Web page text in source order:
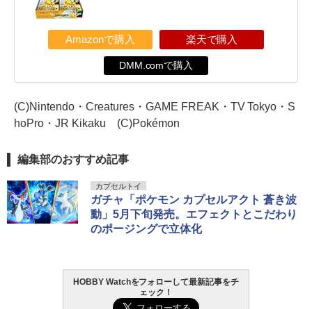
Amazonで購入 楽天で購入
DMM.comで購入
(C)Nintendo・Creatures・GAME FREAK・TV Tokyo・S
hoPro・JR Kikaku (C)Pokémon
編集部のおすすめ記事
カプセルトイ
ガチャ「ポケモン カプセルアクト 蒼き波
動」5月下旬発売。エフェクトとこだわり
のポージングで立体化
HOBBY Watchをフォローして最新記事をチ
ェック！